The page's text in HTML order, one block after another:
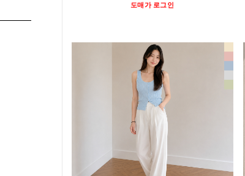
도매가 로그인